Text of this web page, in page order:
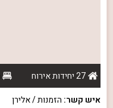
27 יחידות אירוח
איש קשר: הזמנות / אלירן